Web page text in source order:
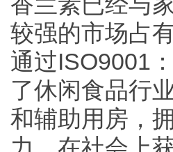
较强的市场占
通过ISO9001
了休闲食品行
和辅助用房，